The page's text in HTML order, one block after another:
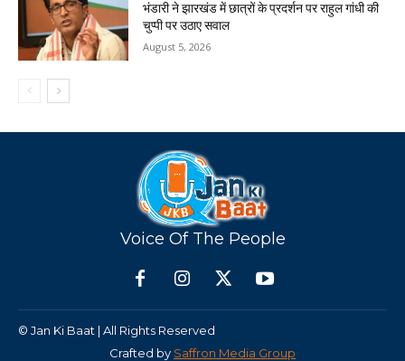
भंडारी ने झारखंड में छात्रों के प्रदर्शन पर राहुल गांधी की
चुप्पी पर उठाए सवाल
August 5, 2026
Voice Of The People
© Jan Ki Baat | All Rights Reserved
Crafted by Saffron Media Group